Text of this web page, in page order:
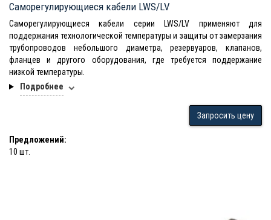
Саморегулирующиеся кабели LWS/LV
Саморегулирующиеся кабели серии LWS/LV применяют для
поддержания технологической температуры и защиты от замерзания
трубопроводов небольшого диаметра, резервуаров, клапанов,
фланцев и другого оборудования, где требуется поддержание
низкой температуры.
Подробнее
Запросить цену
Предложений:
10 шт.